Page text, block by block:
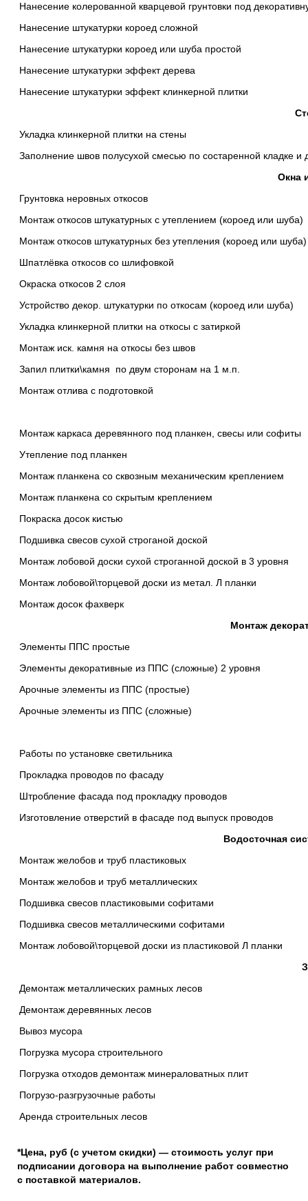
Нанесение колерованной кварцевой грунтовки под
Нанесение штукатурки короед сложной
Нанесение штукатурки короед или шуба простой
Нанесение штукатурки эффект дерева
Нанесение штукатурки эффект клинкерной плитки
Укладка клинкерной плитки на стены
Заполнение швов полусухой смесью по состаренной кладке и
Окна
Грунтовка неровных откосов
Монтаж откосов штукатурных с утеплением (короед или шуба)
Монтаж откосов штукатурных без утепления (короед или шуба)
Шпатлёвка откосов со шлифовкой
Окраска откосов 2 слоя
Устройство декор. штукатурки по откосам (короед или шуба)
Укладка клинкерной плитки на откосы с затиркой
Монтаж иск. камня на откосы без швов
Запил плитки\камня по двум сторонам на 1 м.п.
Монтаж отлива с подготовкой
Монтаж каркаса деревянного под планкен, свесы или софиты
Утепление под планкен
Монтаж планкена со сквозным механическим креплением
Монтаж планкена со скрытым креплением
Покраска досок кистью
Подшивка свесов сухой строганой доской
Монтаж лобовой доски сухой строганной доской в 3 уровня
Монтаж лобовой\торцевой доски из метал. Л планки
Монтаж досок фахверк
Монтаж
Элементы ППС простые
Элементы декоративные из ППС (сложные) 2 уровня
Арочные элементы из ППС (простые)
Арочные элементы из ППС (сложные)
Работы по установке светильника
Прокладка проводов по фасаду
Штробление фасада под прокладку проводов
Изготовление отверстий в фасаде под выпуск проводов
Водосточная
Монтаж желобов и труб пластиковых
Монтаж желобов и труб металлических
Подшивка свесов пластиковыми софитами
Подшивка свесов металлическими софитами
Монтаж лобовой\торцевой доски из пластиковой Л планки
Демонтаж металлических рамных лесов
Демонтаж деревянных лесов
Вывоз мусора
Погрузка мусора строительного
Погрузка отходов демонтаж минераловатных плит
Погрузо-разгрузочные работы
Аренда строительных лесов
*Цена, руб (с учетом скидки) — стоимость услуг при
подписании договора на выполнение работ совместно
с поставкой материалов.